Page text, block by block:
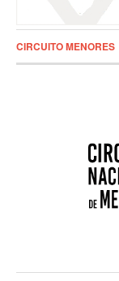
CIRCUITO MENORES